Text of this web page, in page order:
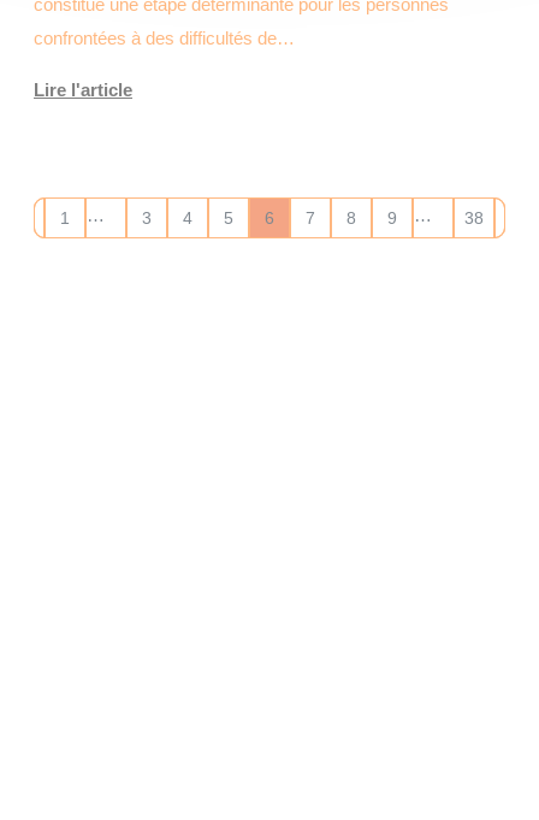
constitue une étape déterminante pour les personnes
confrontées à des difficultés de…
Lire l'article
1 … 3 4 5 6 7 8 9 … 38